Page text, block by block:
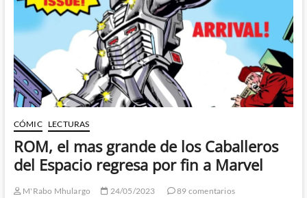
Krakoa
CÓMIC LECTURAS
ROM, el mas grande de los Caballeros
del Espacio regresa por fin a Marvel
M'Rabo Mhulargo 24/05/2023
89 comentarios